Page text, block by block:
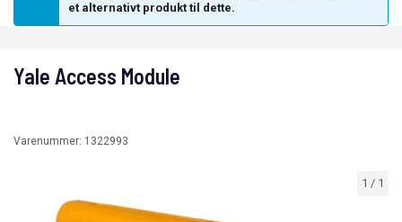
et alternativt produkt til dette.
1 / 1
Yale Access Module
Varenummer: 1322993